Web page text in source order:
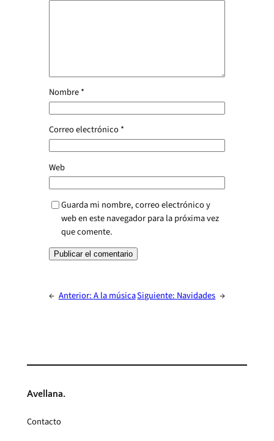
Nombre*
Correo electrónico*
Web
Guarda mi nombre, correo electrónico y
web en este navegador para la próxima vez
que comente.
← Anterior:A la músicaSiguiente: Navidades →
Avellana.
Contacto